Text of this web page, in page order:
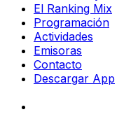
El Ranking Mix
Programación
Actividades
Emisoras
Contacto
Descargar App